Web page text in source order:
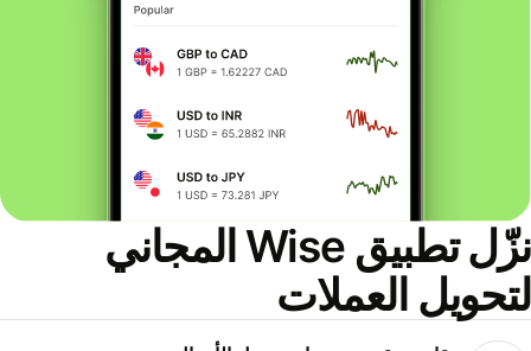
نزّل تطبيق Wise المجاني
العملات